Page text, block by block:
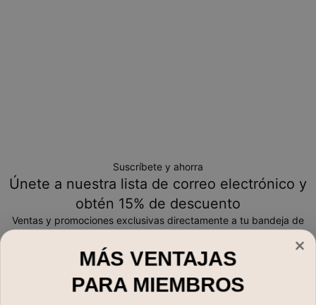
Suscríbete y ahorra
Únete a nuestra lista de correo electrónico y
obtén 15% de descuento
Ventas y promociones exclusivas directamente a tu bandeja de
Correo electrónico*MÁS VENTAJAS
PARA MIEMBROS